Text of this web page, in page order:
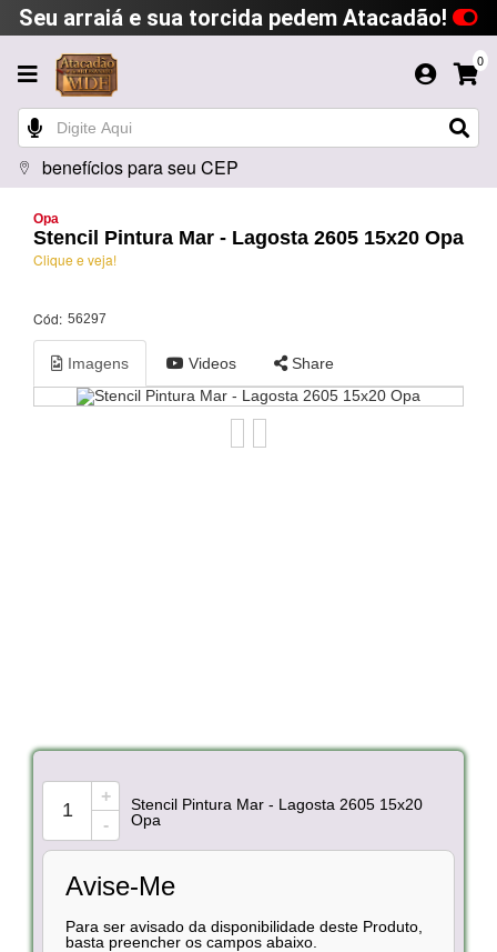
Seu arraiá e sua torcida pedem Atacadão!
0
benefícios para seu CEP
Opa
Stencil Pintura Mar - Lagosta 2605 15x20 Opa
Clique e veja!
Cód: 56297
Imagens Videos Share
+
-
Stencil Pintura Mar - Lagosta 2605 15x20
Opa
Avise-Me
Para ser avisado da disponibilidade deste Produto,
basta preencher os campos abaixo.